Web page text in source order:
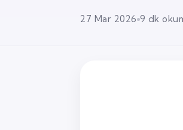
27 Mar 2026 9 dk